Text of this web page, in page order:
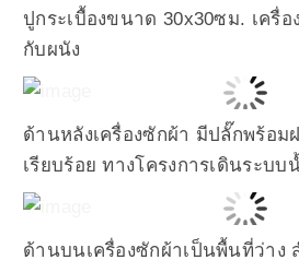
ปูกระเบื้องขนาด 30x30ซม. เครื่
กับผนัง
ด้านหลังเครื่องซักผ้า มีปลั๊กพร้อม
เรียบร้อย ทางโครงการเดินระบ
ด้านบนเครื่องซักผ้าเป็นพื้นที่ว่าง